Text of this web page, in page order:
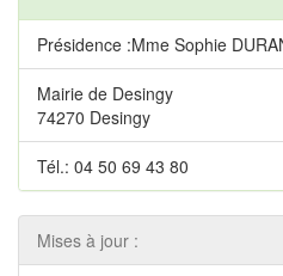
Présidence :Mme Sophie
Mairie de Desingy
74270 Desingy
Tél.: 04 50 69 43 80
Mises à jour :